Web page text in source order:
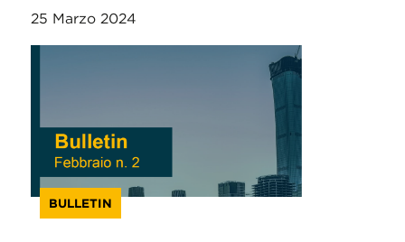
25 Marzo 2024
BULLETIN